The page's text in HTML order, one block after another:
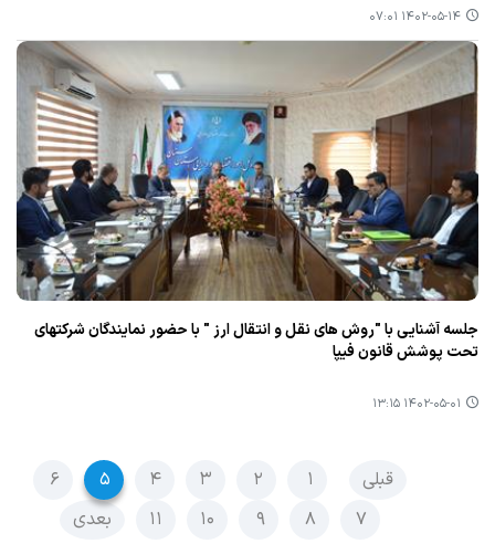
۱۴۰۲-۰۵-۱۴ ۰۷:۰۱
جلسه آشنایی با "روش های نقل و انتقال ارز " با حضور نمایندگان شركتهای
تحت پوشش قانون فیپا
۱۴۰۲-۰۵-۰۱ ۱۳:۱۵
قبلی ۱ ۲ ۳ ۴ ۵
۶
۷
۸ ۹ ۱۰ ۱۱ بعدی